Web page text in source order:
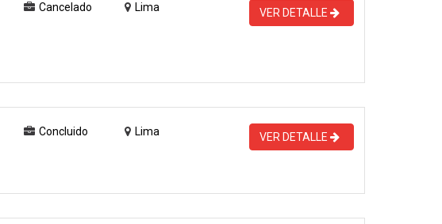
Cancelado Lima VER DETALLE
Concluido Lima VER DETALLE